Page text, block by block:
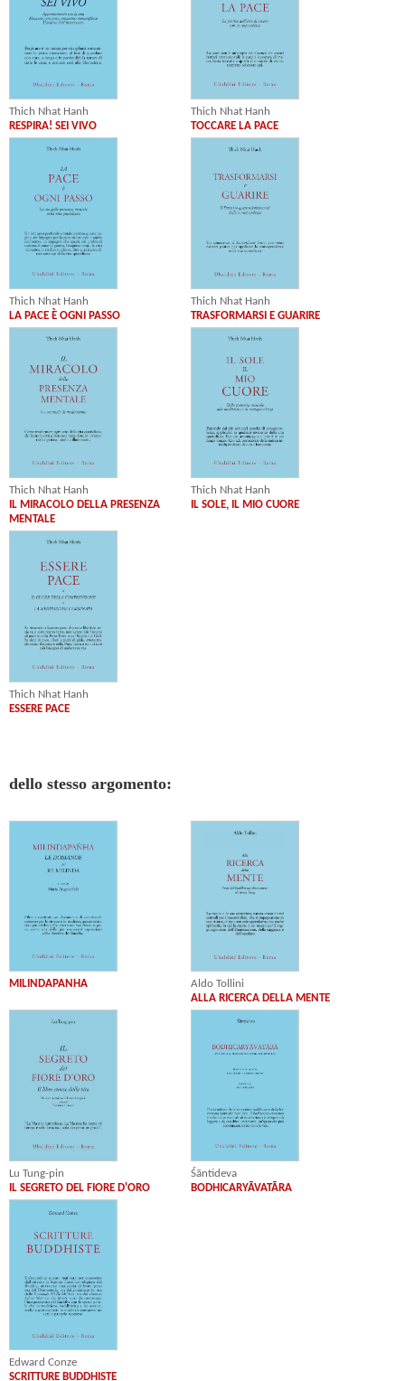
Thich Nhat Hanh
RESPIRA! SEI VIVO
Thich Nhat Hanh
TOCCARE LA PACE
Thich Nhat Hanh
LA PACE È OGNI PASSO
Thich Nhat Hanh
TRASFORMARSI E GUARIRE
Thich Nhat Hanh
IL MIRACOLO DELLA PRESENZA
MENTALE
Thich Nhat Hanh
IL SOLE, IL MIO CUORE
Thich Nhat Hanh
ESSERE PACE
dello stesso argomento:
MILINDAPANHA
Aldo Tollini
ALLA RICERCA DELLA MENTE
Lu Tung-pin
IL SEGRETO DEL FIORE D'ORO
Śāntideva
BODHICARYĀVATĀRA
Edward Conze
SCRITTURE BUDDHISTE